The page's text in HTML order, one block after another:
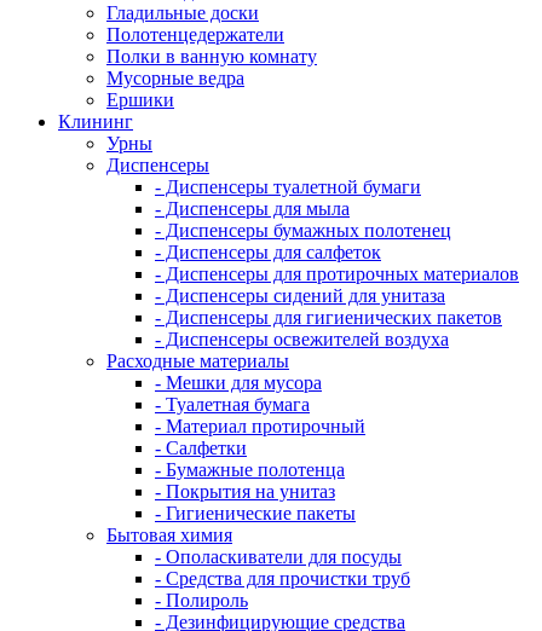
Гладильные доски
Полотенцедержатели
Полки в ванную комнату
Мусорные ведра
Ершики
Клининг
Урны
Диспенсеры
- Диспенсеры туалетной бумаги
- Диспенсеры для мыла
- Диспенсеры бумажных полотенец
- Диспенсеры для салфеток
- Диспенсеры для протирочных материалов
- Диспенсеры сидений для унитаза
- Диспенсеры для гигиенических пакетов
- Диспенсеры освежителей воздуха
Расходные материалы
- Мешки для мусора
- Туалетная бумага
- Материал протирочный
- Салфетки
- Бумажные полотенца
- Покрытия на унитаз
- Гигиенические пакеты
Бытовая химия
- Ополаскиватели для посуды
- Средства для прочистки труб
- Полироль
- Дезинфицирующие средства